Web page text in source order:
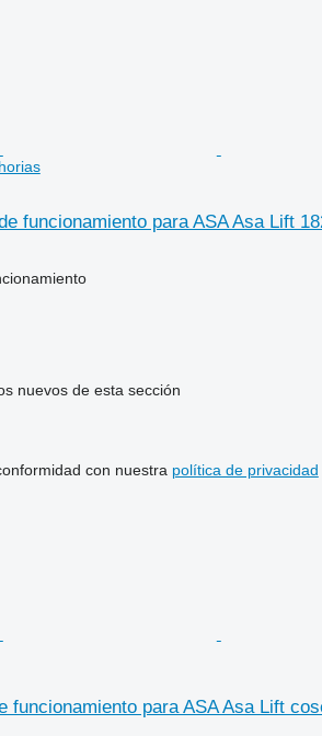
funcionamiento para ASA Asa Lift
nuevos de esta sección
con nuestra política de privacidad
para ASA Asa Lift